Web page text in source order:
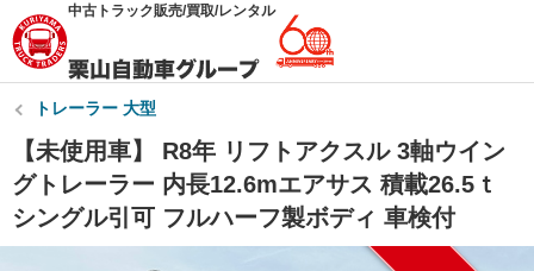
中古トラック販売/買取/レンタル
トレーラー 大型
【未使用車】 R8年 リフトアクスル 3軸ウイン
グトレーラー 内長12.6mエアサス 積載26.5ｔ
シングル引可 フルハーフ製ボディ 車検付